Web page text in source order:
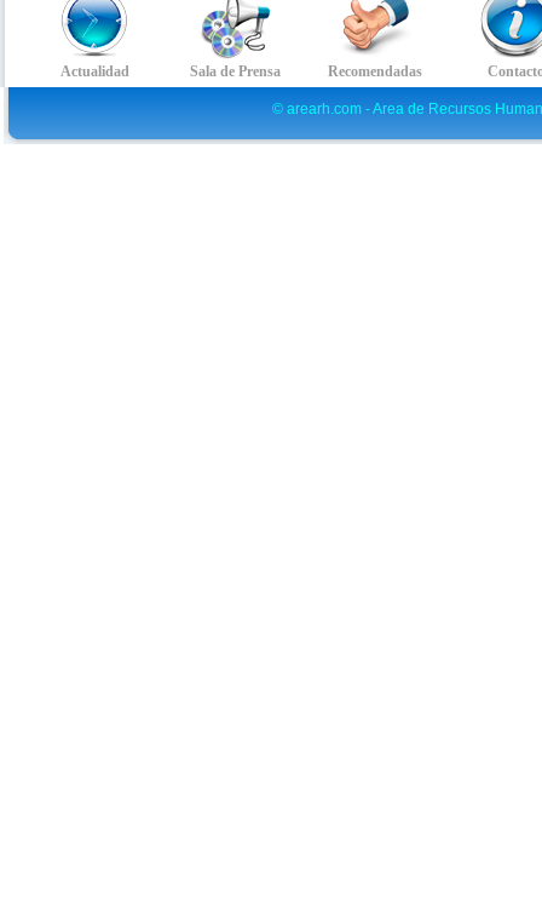
© arearh.com - Area de Recursos